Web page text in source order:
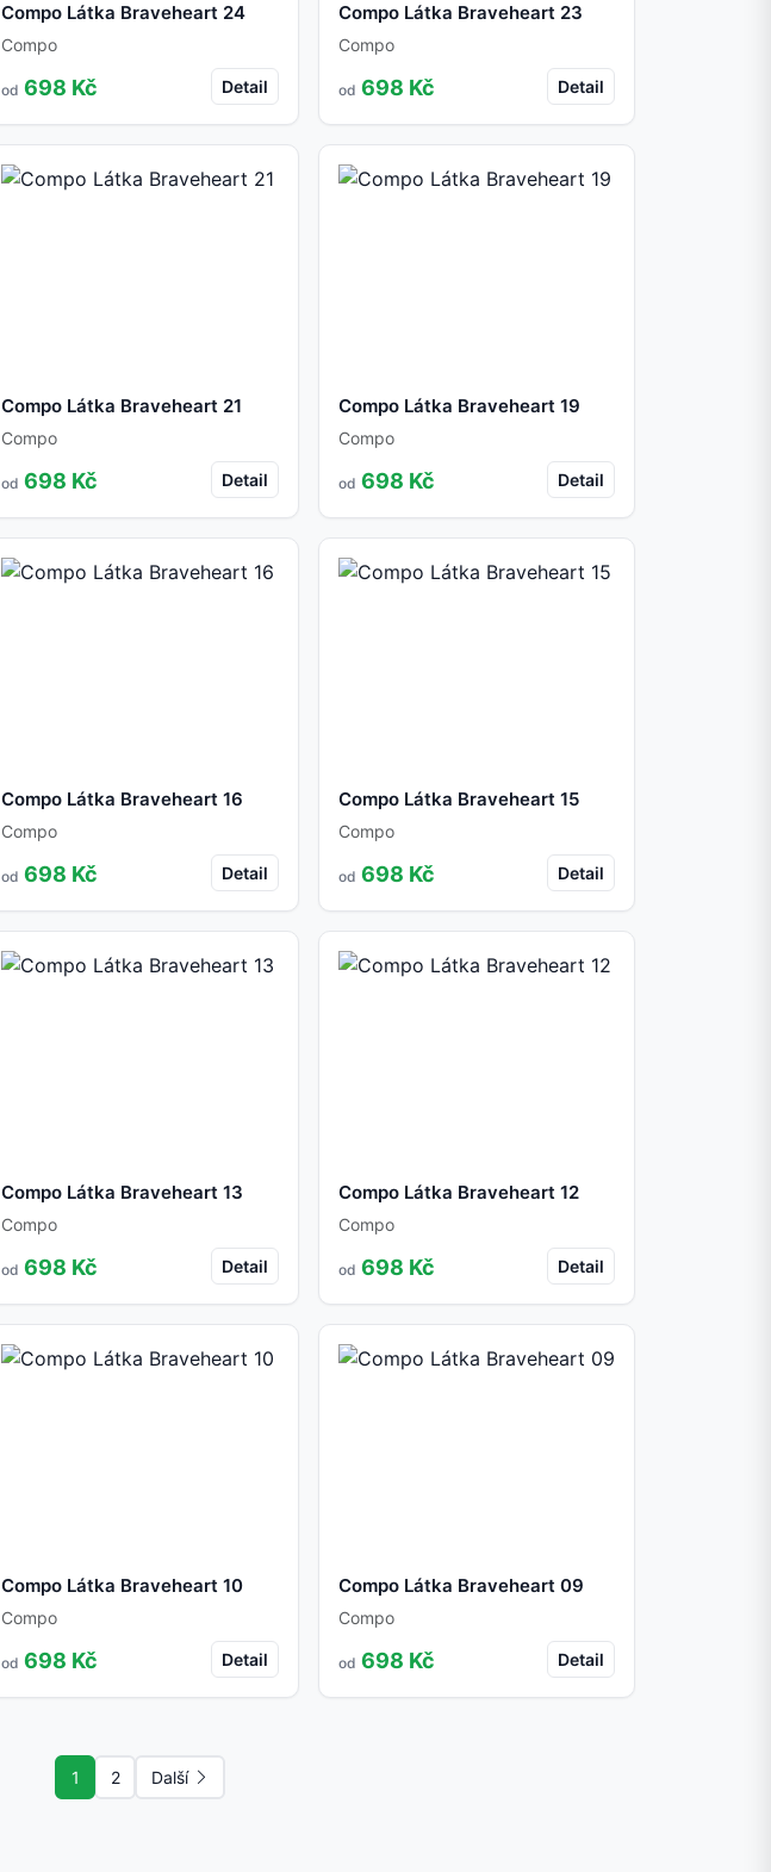
Compo Látka Braveheart 24
Compo
od 698 Kč Detail
Compo Látka Braveheart 23
Compo
od 698 Kč Detail
Compo Látka Braveheart 21
Compo
od 698 Kč Detail
Compo Látka Braveheart 19
Compo
od 698 Kč Detail
Compo Látka Braveheart 16
Compo
od 698 Kč Detail
Compo Látka Braveheart 15
Compo
od 698 Kč Detail
Compo Látka Braveheart 13
Compo
od 698 Kč Detail
Compo Látka Braveheart 12
Compo
od 698 Kč Detail
Compo Látka Braveheart 10
Compo
od 698 Kč Detail
Compo Látka Braveheart 09
Compo
od 698 Kč Detail
1 2 Další